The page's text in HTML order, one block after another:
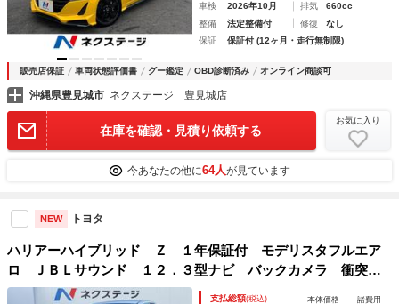
車検
2026年10月 排気
660cc
整備
法定整備付 修復
なし
保証
保証付 (12ヶ月・走行無制限)
販売店保証 車両状態評価書 グー鑑定 OBD診断済み オンライン商談可
沖縄県豊見城市 ネクステージ 豊見城店
在庫を確認・見積り依頼する
お気に入り
今あなたの他に64人が見ています
NEW トヨタ
ハリアーハイブリッド Ｚ １年保証付 モデリスタフルエア
ロ ＪＢＬサウンド １２．３型ナビ バックカメラ 衝突軽
減システム レーダークルーズ 禁煙車 電動リアゲート ハ
支払総額(税込) 本体価格 諸費用